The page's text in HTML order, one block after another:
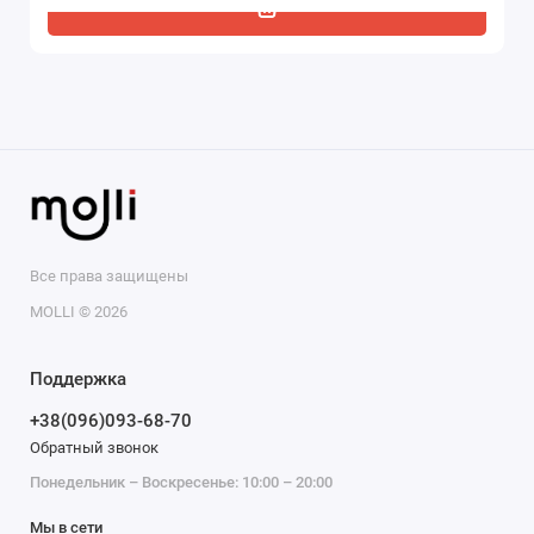
Все права защищены
MOLLI © 2026
Поддержка
+38(096)093-68-70
Обратный звонок
Понедельник – Воскресенье: 10:00 – 20:00
Мы в сети